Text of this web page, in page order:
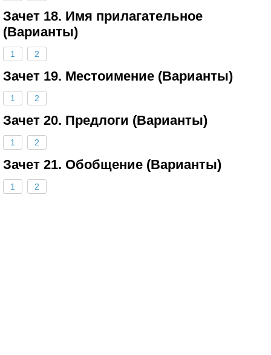
Зачет 18. Имя прилагательное
(Варианты)
1 2
Зачет 19. Местоимение (Варианты)
1 2
Зачет 20. Предлоги (Варианты)
1 2
Зачет 21. Обобщение (Варианты)
1 2